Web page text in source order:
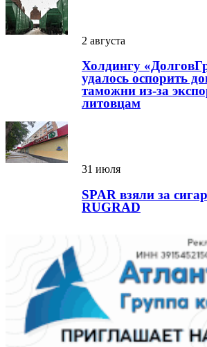
2 августа
Холдингу
удалось оспорить
таможни из-за
литовцам
31 июля
SPAR взяли за
RUGRAD